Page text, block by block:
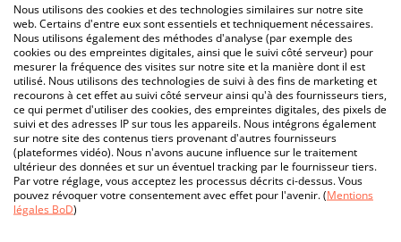
Nous utilisons des cookies et des technologies similaires sur notre site
web. Certains d'entre eux sont essentiels et techniquement nécessaires.
Nous utilisons également des méthodes d'analyse (par exemple des
cookies ou des empreintes digitales, ainsi que le suivi côté serveur) pour
mesurer la fréquence des visites sur notre site et la manière dont il est
utilisé. Nous utilisons des technologies de suivi à des fins de marketing et
recourons à cet effet au suivi côté serveur ainsi qu'à des fournisseurs tiers,
ce qui permet d'utiliser des cookies, des empreintes digitales, des pixels de
suivi et des adresses IP sur tous les appareils. Nous intégrons également
sur notre site des contenus tiers provenant d'autres fournisseurs
(plateformes vidéo). Nous n'avons aucune influence sur le traitement
ultérieur des données et sur un éventuel tracking par le fournisseur tiers.
Par votre réglage, vous acceptez les processus décrits ci-dessus. Vous
pouvez révoquer votre consentement avec effet pour l'avenir. (Mentions
légales BoD)